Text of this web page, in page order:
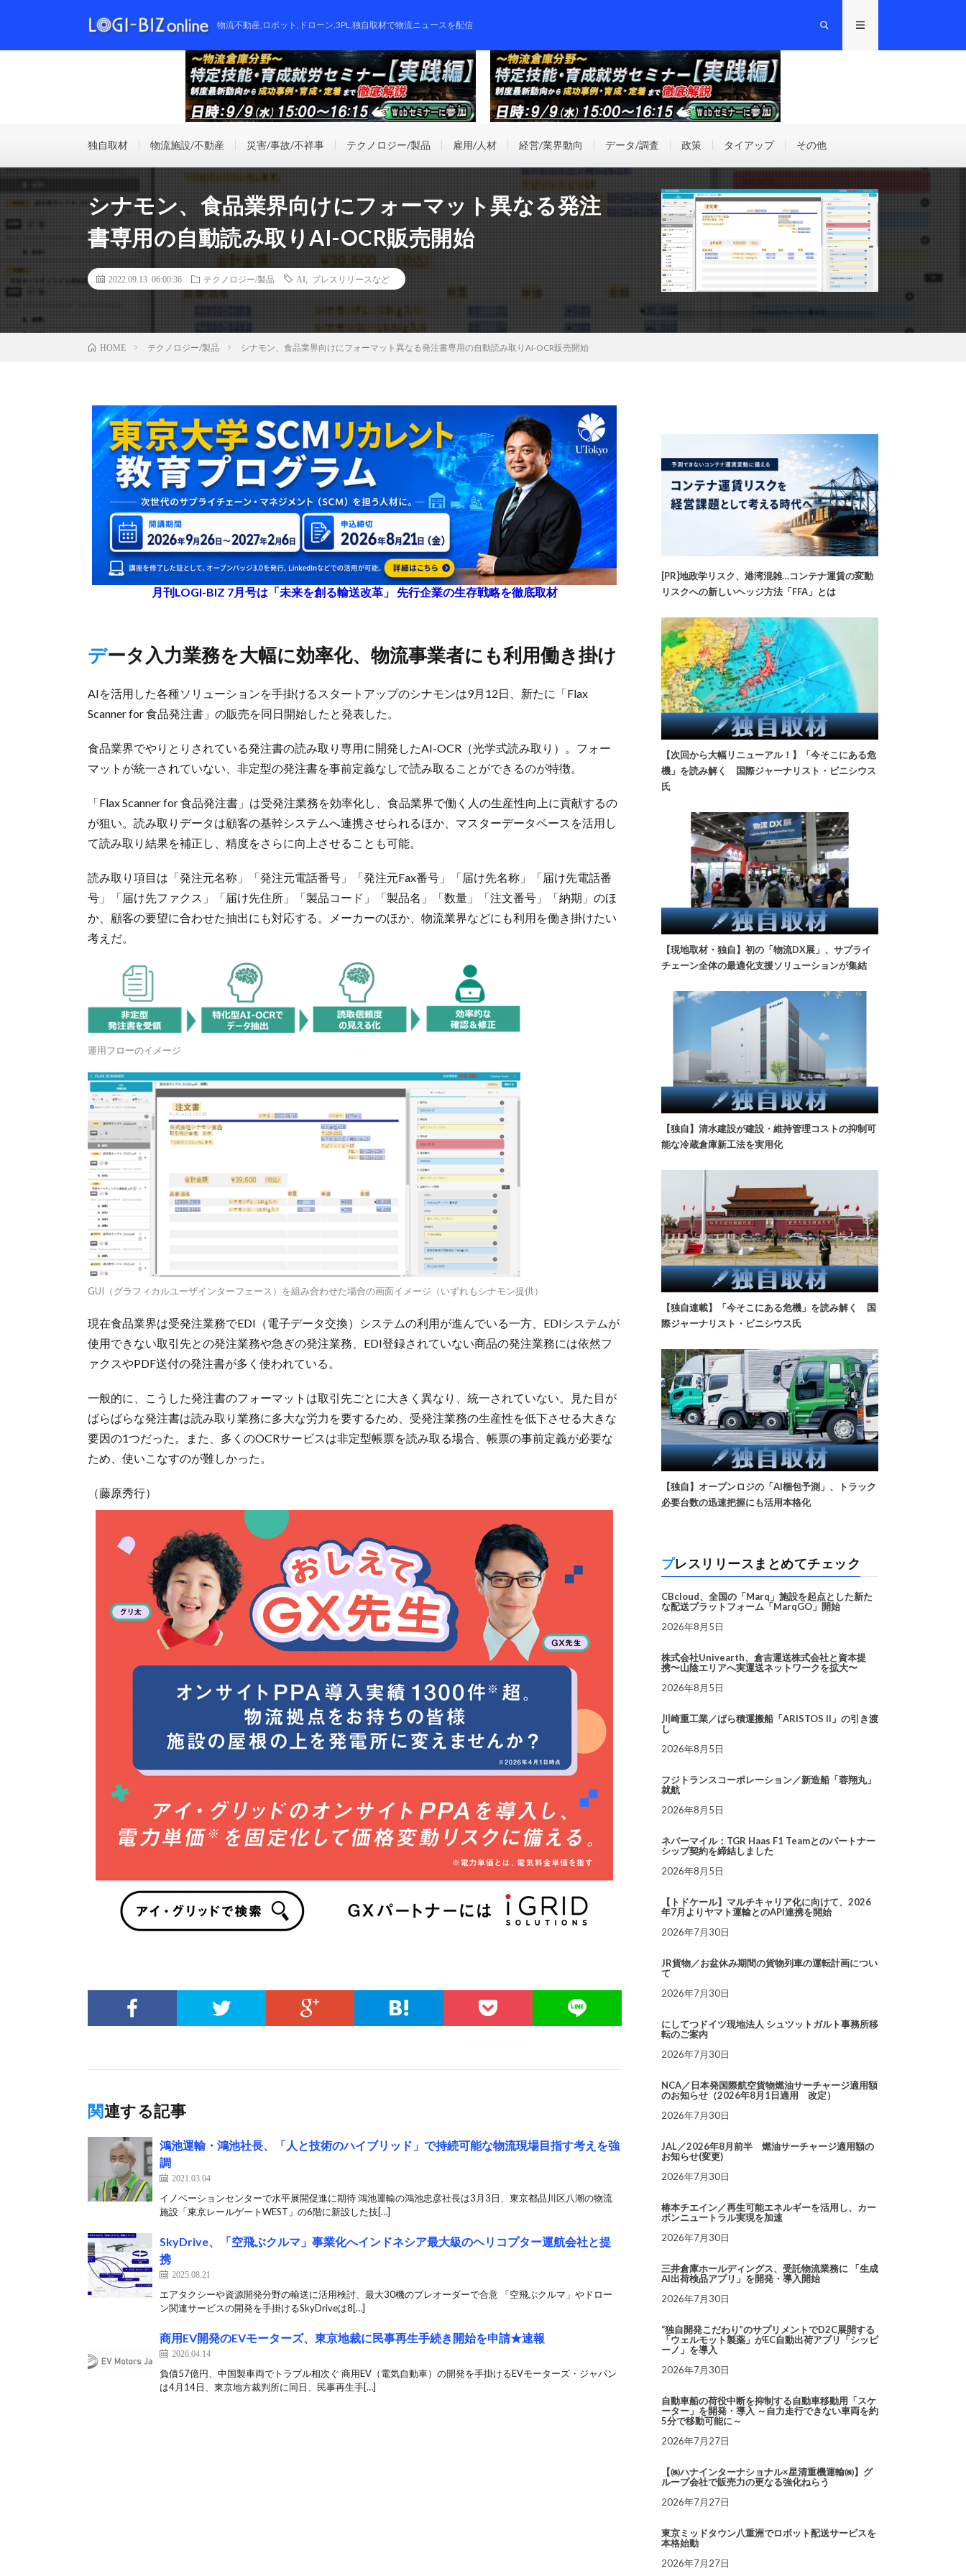
物流不動産,ロボット,ドローン,3PL,独自取材で物流ニュースを配信
独自取材 物流施設/不動産 災害/事故/不祥事 テクノロジー/製品 雇用/人材 経営/業界動向 データ/調査 政策 タイアップ その他
シナモン、食品業界向けにフォーマット異なる発注
書専用の自動読み取りAI-OCR販売開始
2022.09.13 06:00:36 テクノロジー/製品 AI プレスリリースなど
HOME テクノロジー/製品 シナモン、食品業界向けにフォーマット異なる発注書専用の自動読み取りAI-OCR販売開始
月刊LOGI-BIZ 7月号は「未来を創る輸送改革」 先行企業の生存戦略を徹底取材
データ入力業務を大幅に効率化、物流事業者にも利用働き掛け
AIを活用した各種ソリューションを手掛けるスタートアップのシナモンは9月12日、新たに「Flax
Scanner for 食品発注書」の販売を同日開始したと発表した。
食品業界でやりとりされている発注書の読み取り専用に開発したAI-OCR（光学式読み取り）。フォー
マットが統一されていない、非定型の発注書を事前定義なしで読み取ることができるのが特徴。
「Flax Scanner for 食品発注書」は受発注業務を効率化し、食品業界で働く人の生産性向上に貢献するの
が狙い。読み取りデータは顧客の基幹システムへ連携させられるほか、マスターデータベースを活用し
て読み取り結果を補正し、精度をさらに向上させることも可能。
読み取り項目は「発注元名称」「発注元電話番号」「発注元Fax番号」「届け先名称」「届け先電話番
号」「届け先ファクス」「届け先住所」「製品コード」「製品名」「数量」「注文番号」「納期」のほ
か、顧客の要望に合わせた抽出にも対応する。メーカーのほか、物流業界などにも利用を働き掛けたい
考えだ。
運用フローのイメージ
GUI（グラフィカルユーザインターフェース）を組み合わせた場合の画面イメージ（いずれもシナモン提供）
現在食品業界は受発注業務でEDI（電子データ交換）システムの利用が進んでいる一方、EDIシステムが
使用できない取引先との発注業務や急ぎの発注業務、EDI登録されていない商品の発注業務には依然フ
ァクスやPDF送付の発注書が多く使われている。
一般的に、こうした発注書のフォーマットは取引先ごとに大きく異なり、統一されていない。見た目が
ばらばらな発注書は読み取り業務に多大な労力を要するため、受発注業務の生産性を低下させる大きな
要因の1つだった。また、多くのOCRサービスは非定型帳票を読み取る場合、帳票の事前定義が必要な
ため、使いこなすのが難しかった。
（藤原秀行）
関連する記事
鴻池運輸・鴻池社長、「人と技術のハイブリッド」で持続可能な物流現場目指す考えを強
調
2021.03.04
イノベーションセンターで水平展開促進に期待 鴻池運輸の鴻池忠彦社長は3月3日、東京都品川区八潮の物流
施設「東京レールゲートWEST」の6階に新設した技[…]
SkyDrive、「空飛ぶクルマ」事業化へインドネシア最大級のヘリコプター運航会社と提
携
2025.08.21
エアタクシーや資源開発分野の輸送に活用検討、最大30機のプレオーダーで合意 「空飛ぶクルマ」やドロー
ン関連サービスの開発を手掛けるSkyDriveは8[…]
商用EV開発のEVモーターズ、東京地裁に民事再生手続き開始を申請★速報
2026.04.14
負債57億円、中国製車両でトラブル相次ぐ 商用EV（電気自動車）の開発を手掛けるEVモーターズ・ジャパン
は4月14日、東京地方裁判所に同日、民事再生手[…]
[PR]地政学リスク、港湾混雑…コンテナ運賃の変動
リスクへの新しいヘッジ方法「FFA」とは
【次回から大幅リニューアル！】「今そこにある危
機」を読み解く 国際ジャーナリスト・ビニシウス
氏
【現地取材・独自】初の「物流DX展」、サプライ
チェーン全体の最適化支援ソリューションが集結
【独自】清水建設が建設・維持管理コストの抑制可
能な冷蔵倉庫新工法を実用化
【独自連載】「今そこにある危機」を読み解く 国
際ジャーナリスト・ビニシウス氏
【独自】オープンロジの「AI梱包予測」、トラック
必要台数の迅速把握にも活用本格化
プレスリリースまとめてチェック
CBcloud、全国の「Marq」施設を起点とした新た
な配送プラットフォーム「MarqGO」開始
2026年8月5日
株式会社Univearth、倉吉運送株式会社と資本提
携〜山陰エリアへ実運送ネットワークを拡大〜
2026年8月5日
川崎重工業／ばら積運搬船「ARISTOS II」の引き渡
し
2026年8月5日
フジトランスコーポレーション／新造船「蓉翔丸」
就航
2026年8月5日
ネバーマイル：TGR Haas F1 Teamとのパートナー
シップ契約を締結しました
2026年8月5日
【トドケール】マルチキャリア化に向けて、2026
年7月よりヤマト運輸とのAPI連携を開始
2026年7月30日
JR貨物／お盆休み期間の貨物列車の運転計画につい
て
2026年7月30日
にしてつドイツ現地法人 シュツットガルト事務所移
転のご案内
2026年7月30日
NCA／日本発国際航空貨物燃油サーチャージ適用額
のお知らせ（2026年8月1日適用 改定）
2026年7月30日
JAL／2026年8月前半 燃油サーチャージ適用額の
お知らせ(変更)
2026年7月30日
椿本チエイン／再生可能エネルギーを活用し、カー
ボンニュートラル実現を加速
2026年7月30日
三井倉庫ホールディングス、受託物流業務に 「生成
AI出荷検品アプリ」を開発・導入開始
2026年7月30日
“独自開発こだわり”のサプリメントでD2C展開する
「ウェルモット製薬」がEC自動出荷アプリ「シッピ
ーノ」を導入
2026年7月30日
自動車船の荷役中断を抑制する自動車移動用「スケ
ーター」を開発・導入 ～自力走行できない車両を約
5分で移動可能に～
2026年7月27日
【㈱ハナインターナショナル×星清重機運輸㈱】グ
ループ会社で販売力の更なる強化ねらう
2026年7月27日
東京ミッドタウン八重洲でロボット配送サービスを
本格始動
2026年7月27日